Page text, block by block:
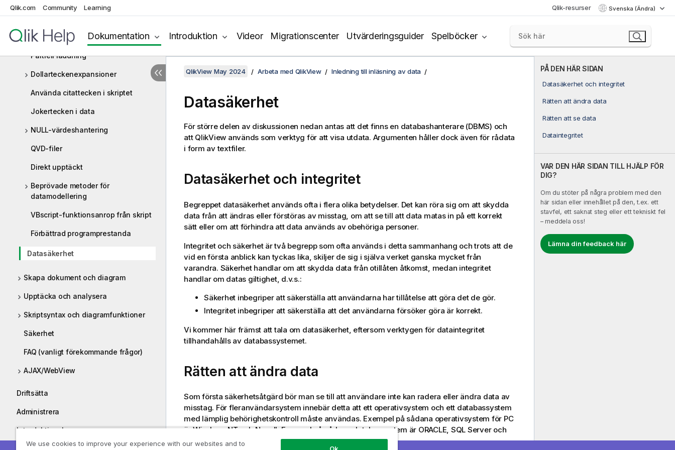
Qlik.com Community Learning Qlik-resurser Svenska (Ändra)
Dokumentation Introduktion Videor Migrationscenter Utvärderingsguider Spelböcker
Konkatenera tabeller
tabell
Partiell laddning
Dollarteckenexpansioner
Använda citattecken i skriptet
Jokertecken i data
NULL-värdeshantering
QVD-filer
Direkt upptäckt
Beprövade metoder för
datamodellering
VBscript-funktionsanrop från skript
Förbättrad programprestanda
Datasäkerhet
Skapa dokument och diagram
Upptäcka och analysera
Skriptsyntax och diagramfunktioner
Säkerhet
FAQ (vanligt förekommande frågor)
AJAX/WebView
Driftsätta
Administrera
Introduktionskurser
PÅ DEN HÄR SIDAN
Datasäkerhet och integritet
Rätten att ändra data
Rätten att se data
Dataintegritet
VAR DEN HÄR SIDAN TILL HJÄLP FÖR
DIG?
Om du stöter på några problem med den
här sidan eller innehållet på den, t.ex. ett
stavfel, ett saknat steg eller ett tekniskt fel
– meddela oss!
Lämna din feedback här
QlikView May 2024 Arbeta med QlikView Inledning till inläsning av data
Datasäkerhet
För större delen av diskussionen nedan antas att det finns en databashanterare (DBMS) och
att QlikView används som verktyg för att visa utdata. Argumenten håller dock även för rådata
i form av textfiler.
Datasäkerhet och integritet
Begreppet datasäkerhet används ofta i flera olika betydelser. Det kan röra sig om att skydda
data från att ändras eller förstöras av misstag, om att se till att data matas in på ett korrekt
sätt eller om att förhindra att data används av obehöriga personer.
Integritet och säkerhet är två begrepp som ofta används i detta sammanhang och trots att de
vid en första anblick kan tyckas lika, skiljer de sig i själva verket ganska mycket från
varandra. Säkerhet handlar om att skydda data från otillåten åtkomst, medan integritet
handlar om datas giltighet, d.v.s.:
Säkerhet inbegriper att säkerställa att användarna har tillåtelse att göra det de gör.
Integritet inbegriper att säkerställa att det användarna försöker göra är korrekt.
Vi kommer här främst att tala om datasäkerhet, eftersom verktygen för dataintegritet
tillhandahålls av databassystemet.
Rätten att ändra data
Som första säkerhetsåtgärd bör man se till att användare inte kan radera eller ändra data av
misstag. För fleranvändarsystem innebär detta att ett operativsystem och ett databassystem
med lämplig behörighetskontroll måste användas. Exempel på sådana operativsystem för PC
är Windows NT och Novell. Exempel på sådana databassystem är ORACLE, SQL Server och
Informix.
We use cookies to improve your experience with our websites and to